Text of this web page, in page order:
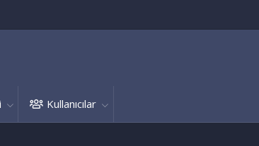
Kullanıcılar